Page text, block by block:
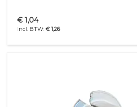
€ 1,26
€ 1,04